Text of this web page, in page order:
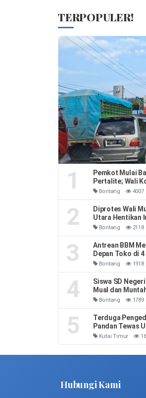
TERPOPULER!
1
Pemkot Mulai
Pertalite; Wali
Habiskan 40
Bontang
2
Diprotes Wali
Utara Hentikan
Bontang
3
Antrean BBM
Depan Toko di
Usaha Rugi
Bontang
4
Siswa SD
Mual dan
MBG
Bontang
5
Terduga
Pandan Tewas
Sempat
Napas
Kutai Timur
Hubungi Kami